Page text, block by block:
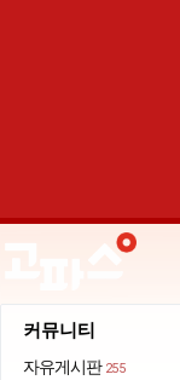
커뮤니티
자유게시판 255